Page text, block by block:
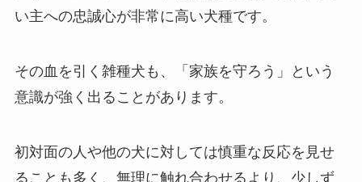
い主への忠誠心が非常に高い犬種です。
その血を引く雑種犬も、「家族を守ろう」という
意識が強く出ることがあります。
初対面の人や他の犬に対しては慎重な反応を見せ
ることも多く、無理に触れ合わせるより、少しず